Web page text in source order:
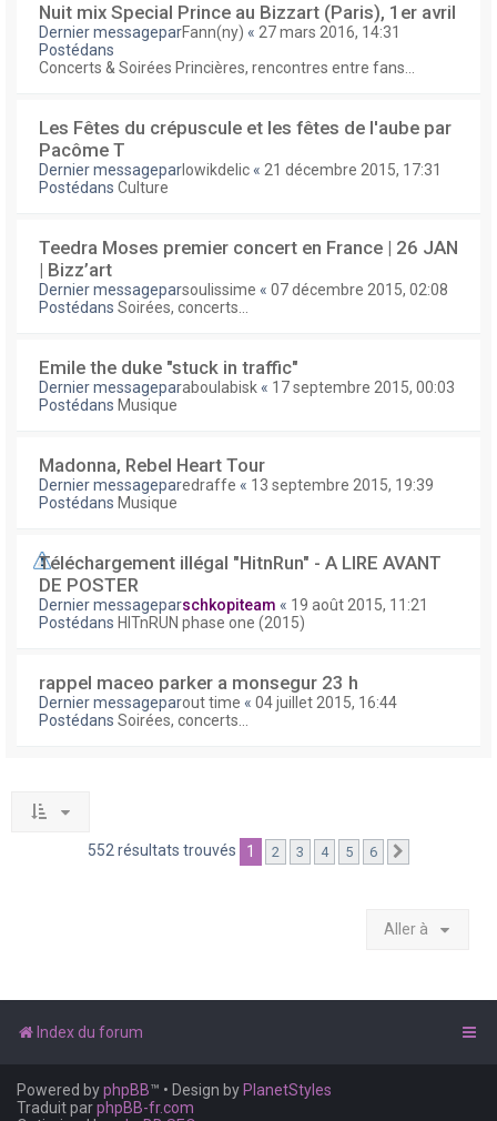
Nuit mix Special Prince au Bizzart (Paris), 1er avril
Dernier messageparFann(ny) « 27 mars 2016, 14:31
Postédans
Concerts & Soirées Princières, rencontres entre fans...
Les Fêtes du crépuscule et les fêtes de l'aube par
Pacôme T
Dernier messageparlowikdelic « 21 décembre 2015, 17:31
Postédans Culture
Teedra Moses premier concert en France | 26 JAN
| Bizz’art
Dernier messageparsoulissime « 07 décembre 2015, 02:08
Postédans Soirées, concerts...
Emile the duke "stuck in traffic"
Dernier messageparaboulabisk « 17 septembre 2015, 00:03
Postédans Musique
Madonna, Rebel Heart Tour
Dernier messageparedraffe « 13 septembre 2015, 19:39
Postédans Musique
Téléchargement illégal "HitnRun" - A LIRE AVANT
DE POSTER
Dernier messageparschkopiteam « 19 août 2015, 11:21
Postédans HITnRUN phase one (2015)
rappel maceo parker a monsegur 23 h
Dernier messageparout time « 04 juillet 2015, 16:44
Postédans Soirées, concerts...
552 résultats trouvés 1 2 3 4 5 6
Aller à
Index du forum
Powered byphpBB™ • Design by PlanetStyles
Traduit parphpBB-fr.com